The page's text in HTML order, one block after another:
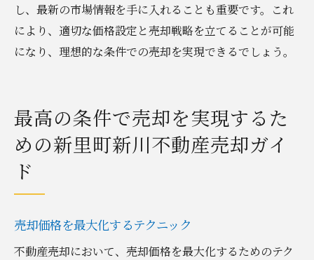
し、最新の市場情報を手に入れることも重要です。これ
により、適切な価格設定と売却戦略を立てることが可能
になり、理想的な条件での売却を実現できるでしょう。
最高の条件で売却を実現するた
めの新里町新川不動産売却ガイ
ド
売却価格を最大化するテクニック
不動産売却において、売却価格を最大化するためのテク